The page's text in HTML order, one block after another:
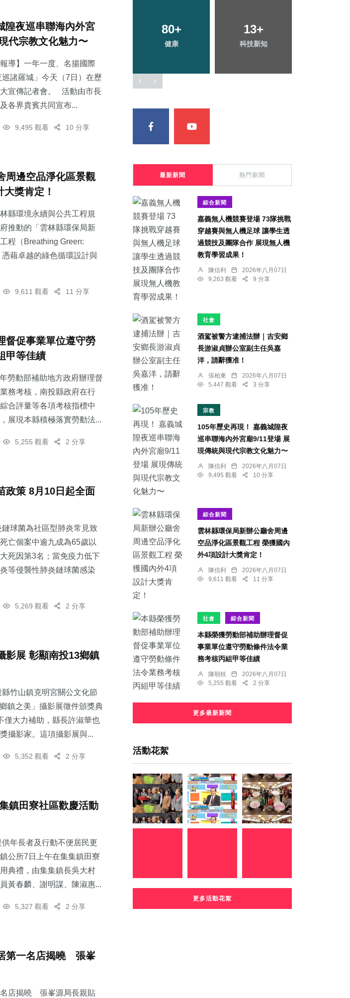
隍夜巡串聯海內外宮
代宗教文化魅力〜
導】一年一度、名揚國際
諸羅城」今天（7日）在歷
宣傳記者會。 活動由市長
各界貴賓共同宣布...
9,495 觀看 10 分享
周邊空品淨化區景觀
獎肯定！
縣環境永續與公共工程規
推動的「雲林縣環保局新
程（Breathing Green:
藉卓越的綠色循環設計與
9,611 觀看 11 分享
督促事業單位遵守勞
甲等佳績
勞動部補助地方政府辦理督
務考核，南投縣政府在行
合評量等各項考核指標中
展現本縣積極落實勞動法...
5,255 觀看 2 分享
政策 8月10日起全面
鏈球菌為社區型肺炎常見致
亡個案中逾九成為65歲以
死因第3名；當免疫力低下
等侵襲性肺炎鏈球菌感染
5,269 觀看 2 分享
影展 彰顯南投13鄉鎮
縣竹山鎮克明宮關公文化節
鎮之美」攝影展徵件頒獎典
僅大力補助，縣長許淑華也
攝影家。這項攝影展與...
5,352 觀看 2 分享
鎮田寮社區歡慶活動
供年長者及行動不便居民更
公所7日上午在集集鎮田寮
典禮，由集集鎮長吳大村
黃春麟、謝明謀、陳淑惠...
5,327 觀看 2 分享
第一名店揭曉 張峯
店揭曉 張峯源局長親貼
80+
健康
13+
科技新知
44+
專欄
19+
頭條
最新新聞 熱門新聞
綜合新聞
嘉義無人機競賽登場 73隊挑戰
穿越賽與無人機足球 讓學生透
過競技及團隊合作 展現無人機
教育學習成果！
陳信利
2026年八月07日
9,263 觀看
9 分享
社會
酒駕被警方逮捕法辦｜吉安鄉
長游淑貞辦公室副主任吳嘉
洋，請辭獲准！
張柏東
2026年八月07日
5,447 觀看
3 分享
宗教
105年歷史再現！ 嘉義城隍夜
巡串聯海內外宮廟9/11登場 展
現傳統與現代宗教文化魅力〜
陳信利
2026年八月07日
9,495 觀看
10 分享
綜合新聞
雲林縣環保局新辦公廳舍周邊
空品淨化區景觀工程 榮獲國內
外4項設計大獎肯定！
陳信利
2026年八月07日
9,611 觀看
11 分享
社會 綜合新聞
本縣榮獲勞動部補助辦理督促
事業單位遵守勞動條件法令業
務考核丙組甲等佳績
陳朝枝
2026年八月07日
5,255 觀看
2 分享
更多最新新聞
活動花絮
更多活動花絮